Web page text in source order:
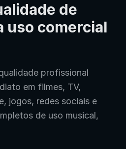
de
uso comercial
profissional
em filmes, TV,
jogos, redes sociais e
de uso musical,